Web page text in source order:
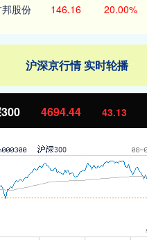
股份 146.16 20.00%
沪深京行情 实时轮播
50 1134.24 11.37